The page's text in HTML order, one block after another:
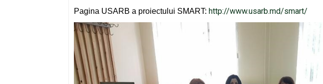
Pagina USARB a proiectului SMART: http://www.usarb.md/smart/